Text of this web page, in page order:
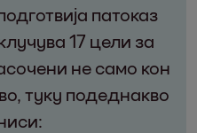
патоказ
17 цели за
не само кон
туку подеднакво